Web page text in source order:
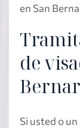
en San
de
Si usted o